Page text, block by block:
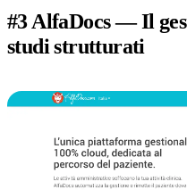
#3 AlfaDocs — Il
studi strutturati